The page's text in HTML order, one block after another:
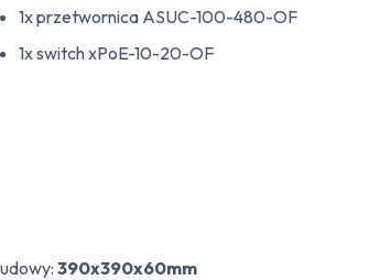
1x przetwornica ASUC-100-480-OF
1x switch xPoE-10-20-OF
390x390x60mm